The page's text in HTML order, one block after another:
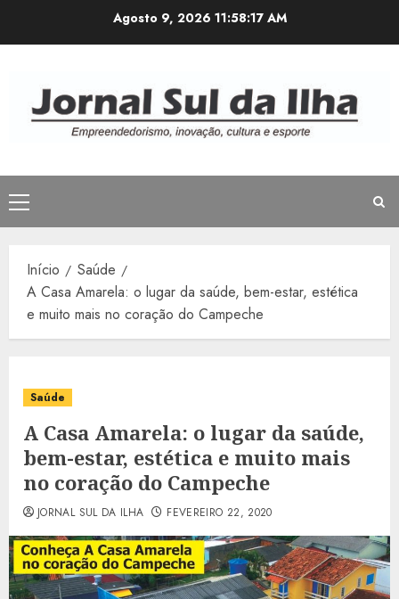
Agosto 9, 2026 11:58:18 AM
Menu
principal
Início
Saúde
A Casa Amarela: o lugar da saúde, bem-estar, estética
e muito mais no coração do Campeche
Saúde
A Casa Amarela: o lugar da saúde,
bem-estar, estética e muito mais
no coração do Campeche
JORNAL SUL DA ILHA FEVEREIRO 22, 2020